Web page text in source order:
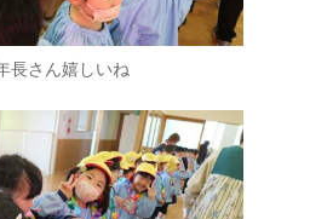
長さん嬉しいね